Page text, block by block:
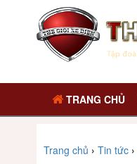
TRANG CHỦ
Trang chủ › Tin tức ›